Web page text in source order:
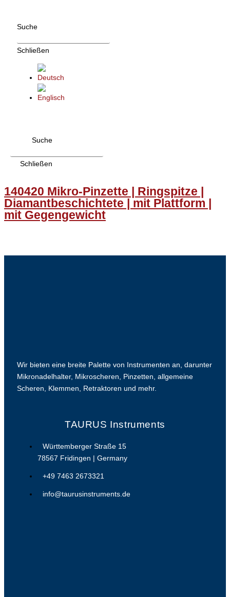
Suche
Schließen
Suche
Schließen
140420 Mikro-Pinzette | Ringspitze |
Diamantbeschichtete | mit Plattform |
mit Gegengewicht
Wir bieten eine breite Palette von Instrumenten an, darunter
Mikronadelhalter, Mikroscheren, Pinzetten, allgemeine
Scheren, Klemmen, Retraktoren und mehr.
TAURUS Instruments
Württemberger Straße 15
78567 Fridingen | Germany
+49 7463 2673321
info@taurusinstruments.de